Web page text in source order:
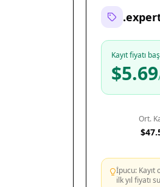
Kayıt fiyatı
$5.69
Ort.
İpucu:
ilk yıl fiyatı